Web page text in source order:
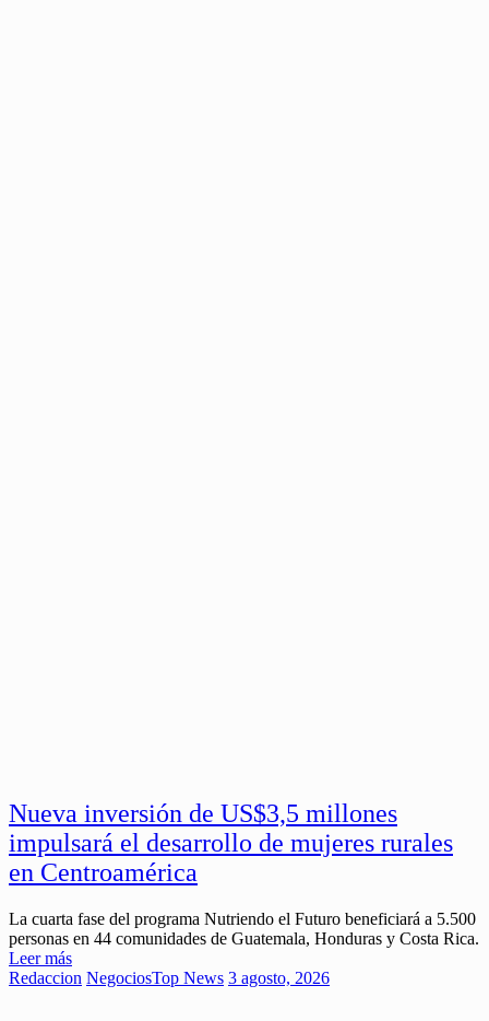
Nueva inversión de US$3,5 millones
impulsará el desarrollo de mujeres rurales
en Centroamérica
La cuarta fase del programa Nutriendo el Futuro beneficiará a 5.500
personas en 44 comunidades de Guatemala, Honduras y Costa Rica.
Leer más
Redaccion NegociosTop News 3 agosto, 2026